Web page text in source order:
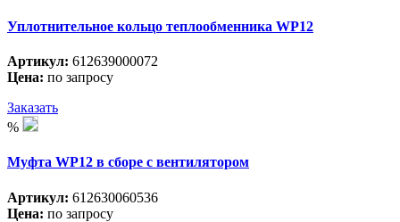
Уплотнительное кольцо теплообменника WP12
Артикул: 612639000072
Цена: по запросу
Заказать
%
Муфта WP12 в сборе с вентилятором
Артикул: 612630060536
Цена: по запросу